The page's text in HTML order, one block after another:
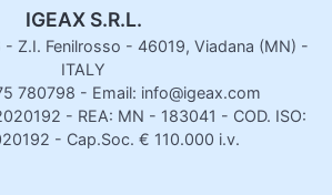
IGEAX S.R.L.
- Z.I. Fenilrosso - 46019, Viadana (MN) -
ITALY
780798 - Email: info@igeax.com
- REA: MN - 183041 - COD. ISO:
- Cap.Soc. € 110.000 i.v.